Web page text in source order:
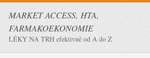
MARKET ACCESS, HTA,
FARMAKOEKONOMIE
LÉKY NA TRH efektivně od A do Z